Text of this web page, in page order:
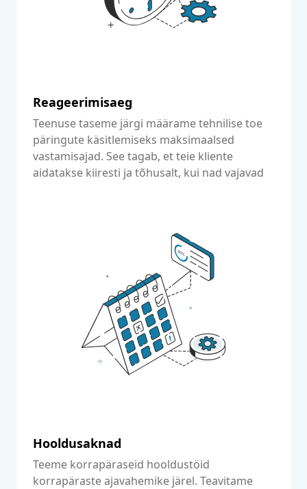
Reageerimisaeg
Teenuse taseme järgi määrame tehnilise toe
päringute käsitlemiseks maksimaalsed
vastamisajad. See tagab, et teie kliente
aidatakse kiiresti ja tõhusalt, kui nad vajavad
Hooldusaknad
Teeme korrapäraseid hooldustöid
korrapäraste ajavahemike järel. Teavitame